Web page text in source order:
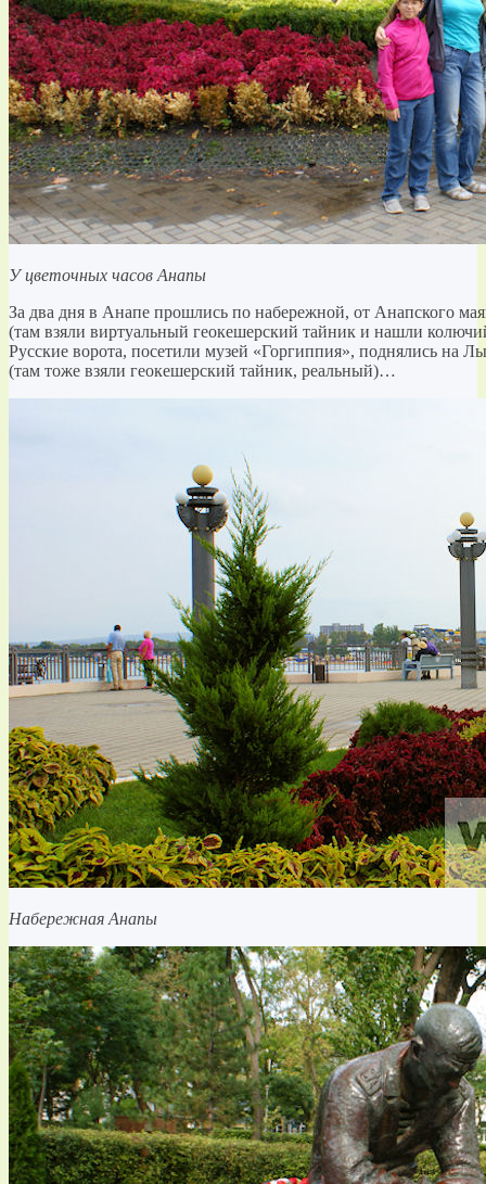
У цветочных часов Анапы
За два дня в Анапе прошлись по набережной, от Анапского
(там взяли виртуальный геокешерский тайник и нашли
Русские ворота, посетили музей «Горгиппия», поднялись на
(там тоже взяли геокешерский тайник, реальный)…
Набережная Анапы